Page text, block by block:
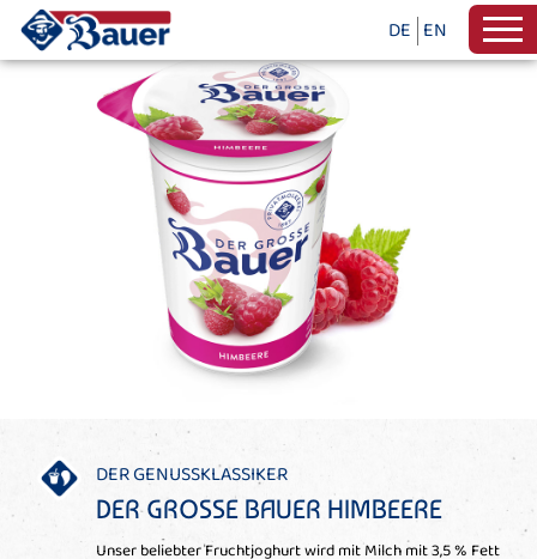
DE EN
DER GENUSSKLASSIKER
DER GROSSE BAUER HIMBEERE
Unser beliebter Fruchtjoghurt wird mit Milch mit 3,5 % Fett